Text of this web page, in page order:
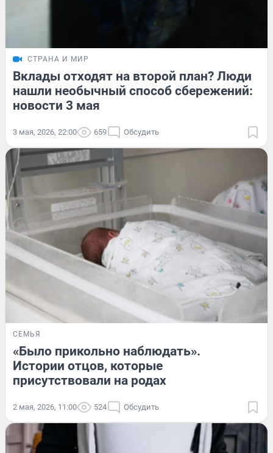
СТРАНА И МИР
Вклады отходят на второй план? Люди
нашли необычный способ сбережений:
новости 3 мая
3 мая, 2026, 22:00 659 Обсудить
СЕМЬЯ
«Было прикольно наблюдать».
Истории отцов, которые
присутствовали на родах
2 мая, 2026, 11:00 524 Обсудить